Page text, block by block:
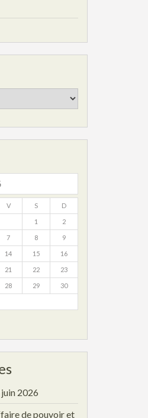
V S D
1 2
7 8 9
14 15 16
21 22 23
28 29 30
2026
de pouvoir et